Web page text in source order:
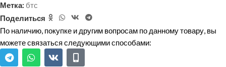
Метка: бтс
Поделиться
По наличию, покупке и другим вопросам по данному товару, вы
можете связаться следующими способами: